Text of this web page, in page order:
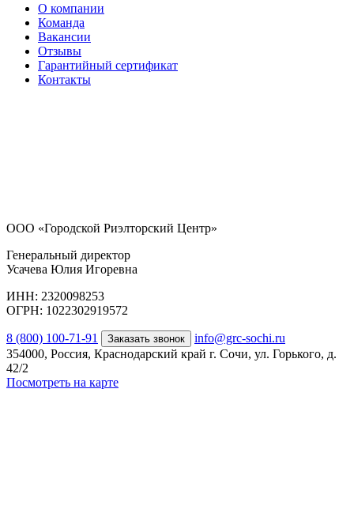
О компании
Команда
Вакансии
Отзывы
Гарантийный сертификат
Контакты
ООО «Городской Риэлторский Центр»
Генеральный директор
Усачева Юлия Игоревна
ИНН: 2320098253
ОГРН: 1022302919572
8 (800) 100-71-91 Заказать звонок
info@grc-sochi.ru
354000, Россия, Краснодарский край г. Сочи, ул. Горького, д.
42/2
Посмотреть на карте